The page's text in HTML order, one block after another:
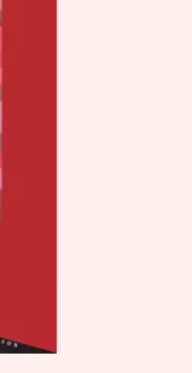
dragons